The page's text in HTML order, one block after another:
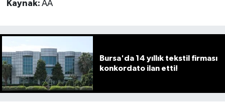
Kaynak: AA
Bursa'da 14 yıllık tekstil firması
konkordato ilan etti!